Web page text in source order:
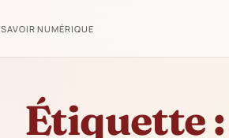
SAVOIR NUMÉRIQUE
Étiquette :